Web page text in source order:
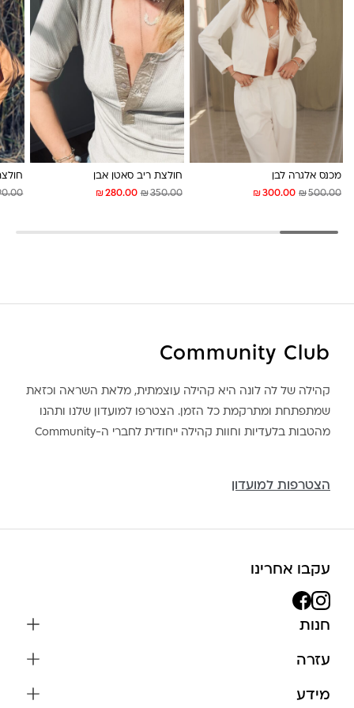
מכנס אלגרה לבן
₪300.00 ₪500.00
חולצת ריב סאטן אבן
₪280.00 ₪350.00
Community Club
קהילה של לה לונה היא קהילה עוצמתית, מלאת השראה וכזאת
שמתפתחת ומתרקמת כל הזמן. הצטרפו למועדון שלנו ותהנו
מהטבות בלעדיות וחוות קהילה ייחודית לחברי ה-Community
הצטרפות למועדון
עקבו אחרינו
חנות
צמידים
עזרה
מידע